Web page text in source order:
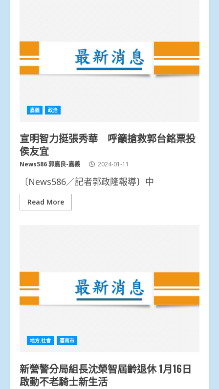
嘉義 政治
宣明智力挺張秀華 呼籲搶救郭台銘票投
侯友宜
News586 郭嘉良-嘉義 2024-01-11
〔News586／記者郭政隆報導〕中
Read More
地方.社會 臺南市
新營警分局組長沈榮智屆齡退休 1月16日
啟動不老騎士新生活